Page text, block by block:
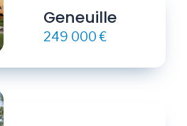
Geneuille
249 000 €